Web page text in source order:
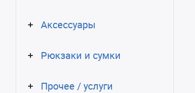
Аксессуары
Рюкзаки и сумки
Прочее / услуги